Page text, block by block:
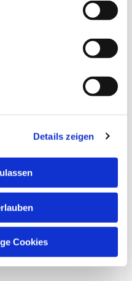
Details zeigen
Cookies